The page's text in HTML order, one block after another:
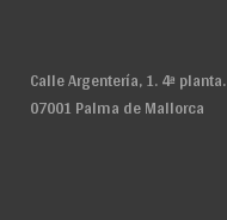
Calle Argentería, 1. 4ª planta.
07001 Palma de Mallorca